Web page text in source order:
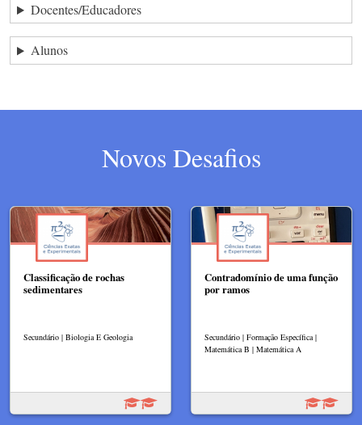
Docentes/Educadores
Alunos
Novos Desafios
Classificação de rochas
sedimentares
Secundário | Biologia E Geologia
Contradomínio de uma função
por ramos
Secundário | Formação Específica |
Matemática B | Matemática A